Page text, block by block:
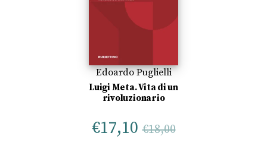
Edoardo Puglielli
Luigi Meta. Vita di un
rivoluzionario
€17,10 €18,00